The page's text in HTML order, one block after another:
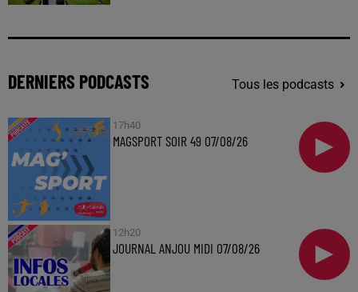
DERNIERS PODCASTS Tous les podcasts
17h40
MAGSPORT SOIR 49 07/08/26
12h20
JOURNAL ANJOU MIDI 07/08/26